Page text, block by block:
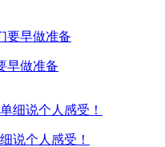
早做准备
说个人感受！